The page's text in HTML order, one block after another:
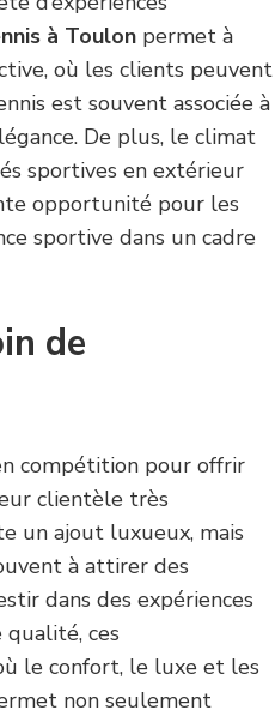
à Toulon permet à
où les clients peuvent
est souvent associée à
De plus, le climat
sportives en extérieur
opportunité pour les
sportive dans un cadre
de
compétition pour offrir
clientèle très
un ajout luxueux, mais
à attirer des
dans des expériences
ces
le confort, le luxe et les
non seulement